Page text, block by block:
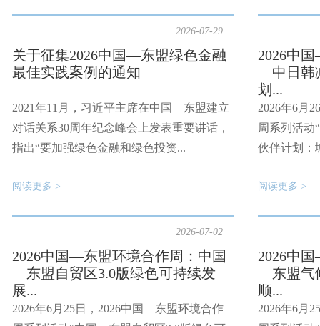
2026-07-29
关于征集2026中国—东盟绿色金融
最佳实践案例的通知
2021年11月，习近平主席在中国—东盟建立
对话关系30周年纪念峰会上发表重要讲话，
指出“要加强绿色金融和绿色投资...
阅读更多 >
2026中
—中日韩
划...
2026年6月
周系列活
伙伴计划：
阅读更多 >
2026-07-02
2026中国—东盟环境合作周：中国
—东盟自贸区3.0版绿色可持续发
展...
2026年6月25日，2026中国—东盟环境合作
2026中
—东盟气
顺...
2026年6月